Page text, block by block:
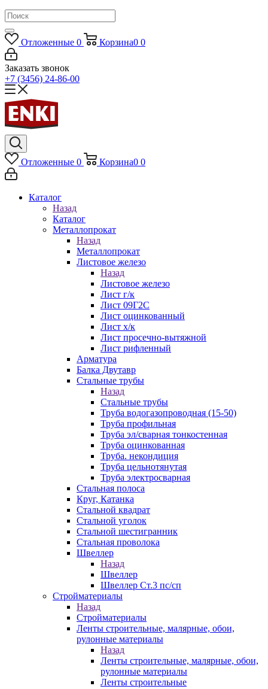
Отложенные 0 Корзина0 0
Заказать звонок
+7 (3456) 24-86-00
Отложенные 0 Корзина0 0
Каталог
Назад
Каталог
Металлопрокат
Назад
Металлопрокат
Листовое железо
Назад
Листовое железо
Лист г/к
Лист 09Г2С
Лист оцинкованный
Лист х/к
Лист просечно-вытяжной
Лист рифленный
Арматура
Балка Двутавр
Стальные трубы
Назад
Стальные трубы
Труба водогазопроводная (15-50)
Труба профильная
Труба эл/сварная тонкостенная
Труба оцинкованная
Труба. некондиция
Труба цельнотянутая
Труба электросварная
Стальная полоса
Круг, Катанка
Стальной квадрат
Стальной уголок
Стальной шестигранник
Стальная проволока
Швеллер
Назад
Швеллер
Швеллер Ст.3 пс/сп
Стройматериалы
Назад
Стройматериалы
Ленты строительные, малярные, обои,
рулонные материалы
Назад
Ленты строительные, малярные, обои,
рулонные материалы
Ленты строительные